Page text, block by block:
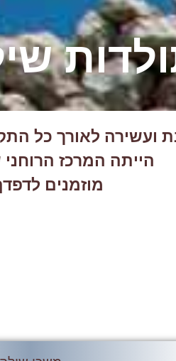
ועשירה לאורך כל
הייתה המרכז
מוזמנים